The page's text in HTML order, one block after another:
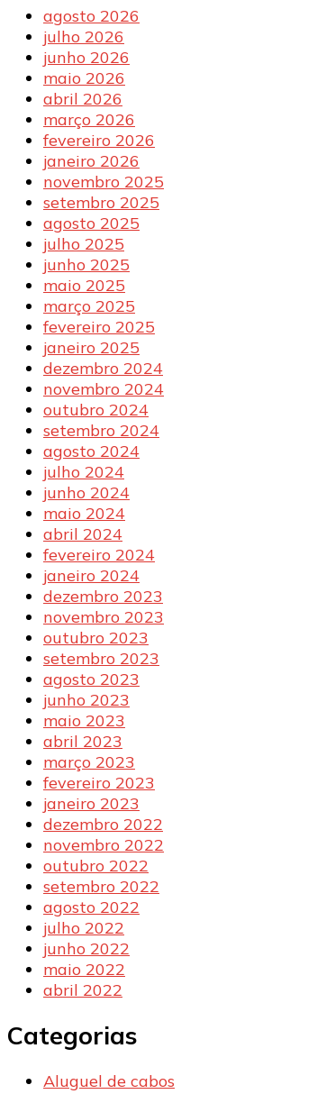
agosto 2026
julho 2026
junho 2026
maio 2026
abril 2026
março 2026
fevereiro 2026
janeiro 2026
novembro 2025
setembro 2025
agosto 2025
julho 2025
junho 2025
maio 2025
março 2025
fevereiro 2025
janeiro 2025
dezembro 2024
novembro 2024
outubro 2024
setembro 2024
agosto 2024
julho 2024
junho 2024
maio 2024
abril 2024
fevereiro 2024
janeiro 2024
dezembro 2023
novembro 2023
outubro 2023
setembro 2023
agosto 2023
junho 2023
maio 2023
abril 2023
março 2023
fevereiro 2023
janeiro 2023
dezembro 2022
novembro 2022
outubro 2022
setembro 2022
agosto 2022
julho 2022
junho 2022
maio 2022
abril 2022
Categorias
Aluguel de cabos